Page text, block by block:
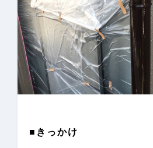
■きっかけ